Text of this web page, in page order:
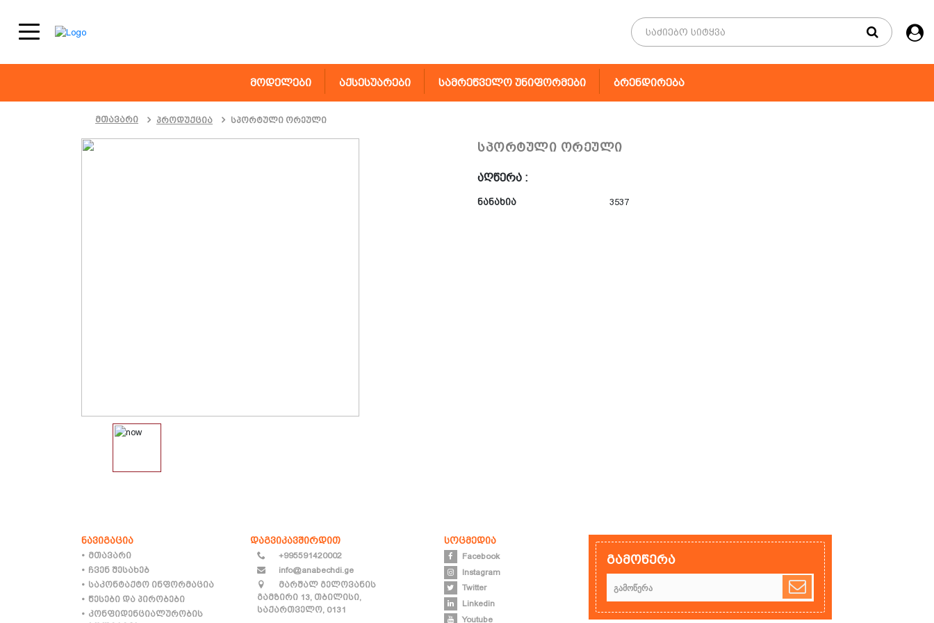
+995591420002
მოდელები აქსესუარები სამრეწველო უნიფორმები ბრენდირება
მთავარი პროდუქცია სპორტული ორეული
სპორტული ორეული
აღწერა :
ნანახია 3537
ნავიგაცია
მთავარი
ჩვენ შესახებ
საკონტაქტო ინფორმაცია
წესები და პირობები
კონფიდენციალურობის
დაგვიკავშირდით
+995591420002
info@anabechdi.ge
მარშალ გელოვანის
გამზირი 13, თბილისი,
საქართველო, 0131
სოცმედია
Facebook
Instagram
Twitter
Linkedin
Youtube
გამოწერა